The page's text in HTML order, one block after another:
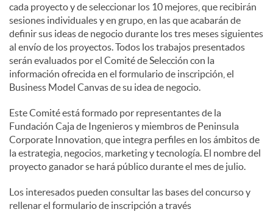
cada proyecto y de seleccionar los 10 mejores, que recibirán
sesiones individuales y en grupo, en las que acabarán de
definir sus ideas de negocio durante los tres meses siguientes
al envío de los proyectos. Todos los trabajos presentados
serán evaluados por el Comité de Selección con la
información ofrecida en el formulario de inscripción, el
Business Model Canvas de su idea de negocio.
Este Comité está formado por representantes de la
Fundación Caja de Ingenieros y miembros de Peninsula
Corporate Innovation, que integra perfiles en los ámbitos de
la estrategia, negocios, marketing y tecnología. El nombre del
proyecto ganador se hará público durante el mes de julio.
Los interesados pueden consultar las bases del concurso y
rellenar el formulario de inscripción a través